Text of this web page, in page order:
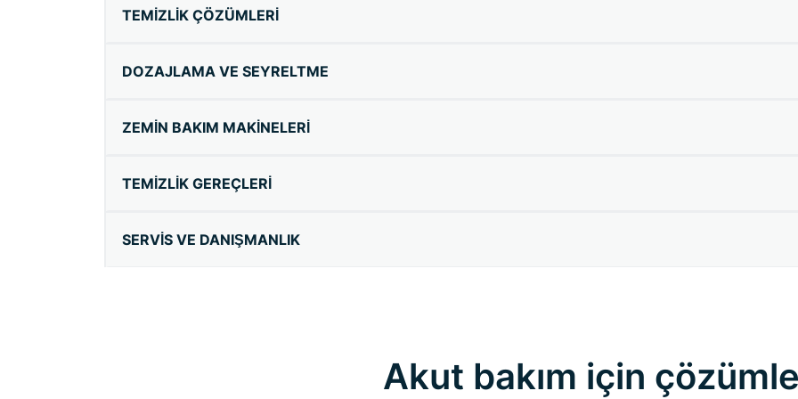
TEMIZLIK ÇÖZÜMLERI
DOZAJLAMA VE SEYRELTME
ZEMIN BAKIM MAKINELERI
TEMIZLIK GEREÇLERI
SERVIS VE DANIŞMANLIK
Akut bakım için